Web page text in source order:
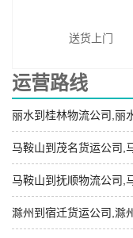
送货上门
运营路线
丽水到桂林物流公司,丽
马鞍山到茂名货运公司,
马鞍山到抚顺物流公司,
滁州到宿迁货运公司,滁